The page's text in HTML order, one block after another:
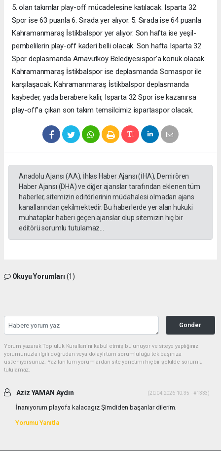
5. olan takımlar play-off mücadelesine katılacak. Isparta 32
Spor ise 63 puanla 6. Sırada yer alıyor. 5. Sırada ise 64 puanla
Kahramanmaraş İstikbalspor yer alıyor. Son hafta ise yeşil-
pembelilerin play-off kaderi belli olacak. Son hafta Isparta 32
Spor deplasmanda Arnavutköy Belediyesispor’a konuk olacak.
Kahramanmaraş İstikbalspor ise deplasmanda Somaspor ile
karşılaşacak. Kahramanmaraş İstikbalspor deplasmanda
kaybeder, yada berabere kalir, Isparta 32 Spor ise kazanırsa
play-off’a çıkan son takım temsilcimiz ispartaspor olacak.
Anadolu Ajansı (AA), İhlas Haber Ajansı (İHA), Demirören
Haber Ajansı (DHA) ve diğer ajanslar tarafından eklenen tüm
haberler, sitemizin editörlerinin müdahalesi olmadan ajans
kanallarından çekilmektedir. Bu haberlerde yer alan hukuki
muhataplar haberi geçen ajanslar olup sitemizin hiç bir
editörü sorumlu tutulamaz...
Okuyu Yorumları (1)
Gonder
Yorum yazarak Topluluk Kuralları’nı kabul etmiş bulunuyor ve siteye yaptığınız
yorumunuzla ilgili doğrudan veya dolaylı tüm sorumluluğu tek başınıza
üstleniyorsunuz. Yazılan tüm yorumlardan site yönetimi hiçbir şekilde sorumlu
tutulamaz.
Aziz YAMAN Aydın (20.04.2026 10:35 - #1333)
İnanıyorum playofa kalacagız Şimdiden başarılar dilerim.
Yorumu Yanıtla